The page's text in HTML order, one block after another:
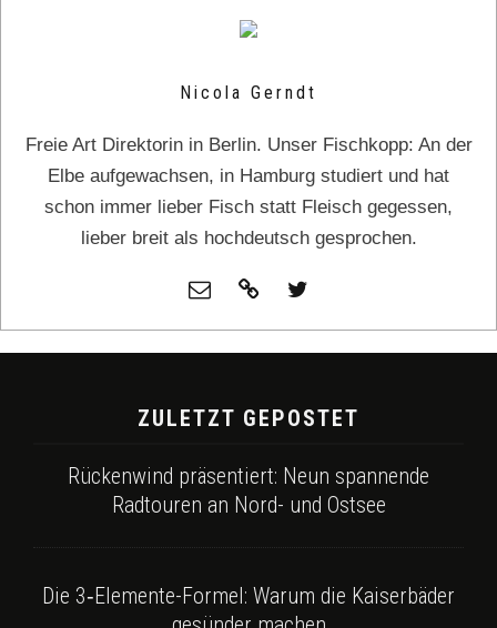
Nicola Gerndt
Freie Art Direktorin in Berlin. Unser Fischkopp: An der
Elbe aufgewachsen, in Hamburg studiert und hat
schon immer lieber Fisch statt Fleisch gegessen,
lieber breit als hochdeutsch gesprochen.
ZULETZT GEPOSTET
Rückenwind präsentiert: Neun spannende
Radtouren an Nord- und Ostsee
Die 3‑Elemente-Formel: Warum die Kaiserbäder